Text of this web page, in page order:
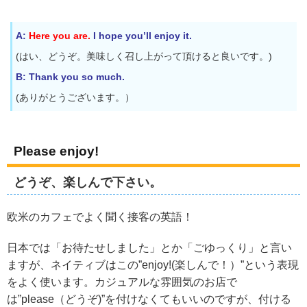
A: Here you are. I hope you’ll enjoy it.
(はい、どうぞ。美味しく召し上がって頂けると良いです。)
B: Thank you so much.
(ありがとうございます。）
Please enjoy!
どうぞ、楽しんで下さい。
欧米のカフェでよく聞く接客の英語！
日本では「お待たせしました」とか「ごゆっくり」と言い
ますが、ネイティブはこの”enjoy!(楽しんで！）”という表現
をよく使います。カジュアルな雰囲気のお店で
は”please（どうぞ)”を付けなくてもいいのですが、付ける